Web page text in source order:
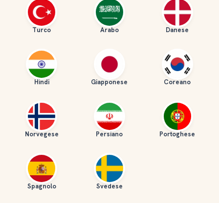
Turco Arabo Danese
Hindi Giapponese Coreano
Norvegese Persiano Portoghese
Spagnolo Svedese